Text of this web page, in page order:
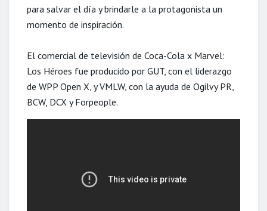
para salvar el día y brindarle a la protagonista un
momento de inspiración.
El comercial de televisión de Coca-Cola x Marvel:
Los Héroes fue producido por GUT, con el liderazgo
de WPP Open X, y VMLW, con la ayuda de Ogilvy PR,
BCW, DCX y Forpeople.